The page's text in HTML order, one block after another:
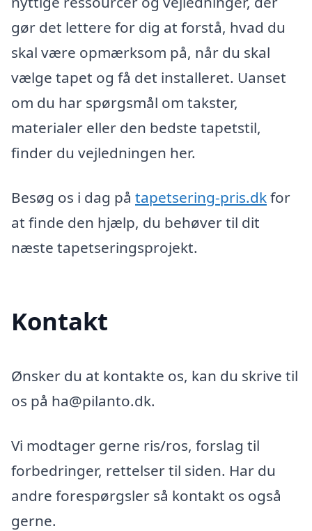
gør det lettere for dig at forstå, hvad du
skal være opmærksom på, når du skal
vælge tapet og få det installeret. Uanset
om du har spørgsmål om takster,
materialer eller den bedste tapetstil,
finder du vejledningen her.
Besøg os i dag på tapetsering-pris.dkfor
at finde den hjælp, du behøver til dit
næste tapetseringsprojekt.
Kontakt
Ønsker du at kontakte os, kan du skrive til
os på ha@pilanto.dk.
Vi modtager gerne ris/ros, forslag til
forbedringer, rettelser til siden. Har du
andre forespørgsler så kontakt os også
gerne.